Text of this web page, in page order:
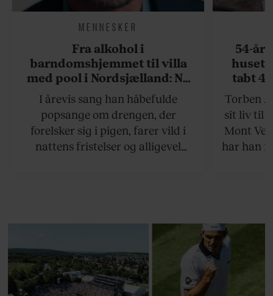
MENNESKER
Fra alkohol i
barndomshjemmet til villa
med pool i Nordsjælland: Nu
skal du høre sandheden om
Rasmus Seebach
I årevis sang han håbefulde
popsange om drengen, der
forelsker sig i pigen, farer vild i
nattens fristelser og alligevel
blevet voksen. Her indtager
fortællerens plads i et portræt om
arv, angst, familieliv, frygten for
at miste stemmen og den
54-
huset
tabt
Torben
sit liv til
Mont
har han